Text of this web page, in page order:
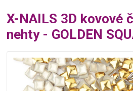
X-NAILS 3D kovové
nehty - GOLDEN